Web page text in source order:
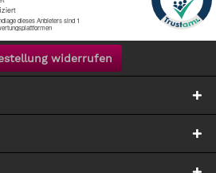
widerrufen